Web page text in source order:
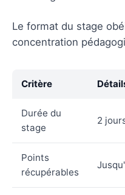
Le format du stage
concentration
Critère
Durée du
stage
2
Points
récupérables